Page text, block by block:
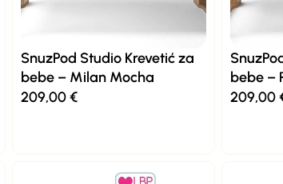
SnuzPod Studio Krevetić za
bebe – Milan Mocha
209,00€
bebe –
209,00